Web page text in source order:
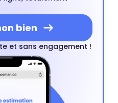
bien
et sans engagement !